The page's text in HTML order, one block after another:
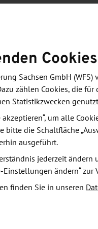
2020
2014-2020
Grenzraum
Jelenia Góra
Lebuser
Sachsen
Entwicklung
den wichtigsten
sächsischen
gemeinsames
sowie
Cookies
Sachsen GmbH
zählen Cookies, die
Statistikzwecken
um alle
bitte die Schaltfläche
ausgeführt.
jederzeit
Einstellungen ändern“ zur
finden Sie in unseren